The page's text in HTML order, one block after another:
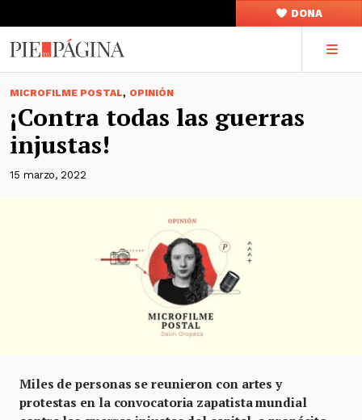
DONA
MICROFILME POSTAL, OPINIÓN
¡Contra todas las guerras
injustas!
15 marzo, 2022
Miles de personas se reunieron con artes y
protestas en la convocatoria zapatista mundial